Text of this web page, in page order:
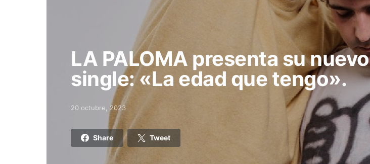
LA PALOMA presenta su nuevo
single: «La edad que tengo».
Posted on
20 octubre, 2023
Share Tweet